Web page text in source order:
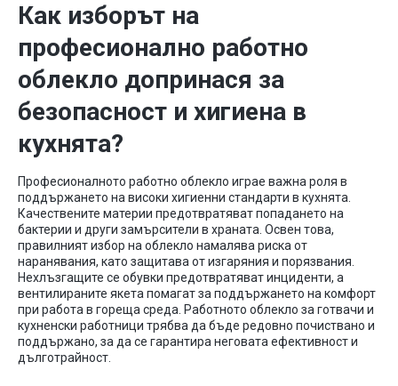
Как изборът на
професионално работно
облекло допринася за
безопасност и хигиена в
кухнята?
Професионалното работно облекло играе важна роля в
поддържането на високи хигиенни стандарти в кухнята.
Качествените материи предотвратяват попадането на
бактерии и други замърсители в храната. Освен това,
правилният избор на облекло намалява риска от
наранявания, като защитава от изгаряния и порязвания.
Нехлъзгащите се обувки предотвратяват инциденти, а
вентилираните якета помагат за поддържането на комфорт
при работа в гореща среда. Работното облекло за готвачи и
кухненски работници трябва да бъде редовно почиствано и
поддържано, за да се гарантира неговата ефективност и
дълготрайност.